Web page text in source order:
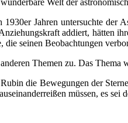
Jahren untersuchte
addiert, hätten
seinen Beobachtungen
Themen zu. Das
die Bewegungen der
müssen, es